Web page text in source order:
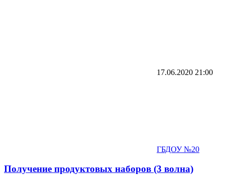
17.06.2020 21:00
ГБДОУ №20
Получение продуктовых наборов (3 волна)